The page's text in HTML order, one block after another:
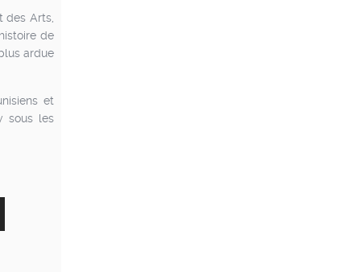
des Arts,
de
ardue
et
sous les